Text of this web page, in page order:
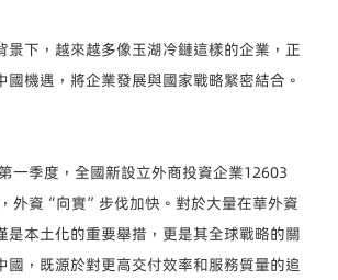
景下，越來越多像玉湖冷鏈這樣的企業，正
國機遇，將企業發展與國家戰略緊密結合。
一季度，全國新設立外商投資企業12603
外資“向實”步伐加快。對於大量在華外資
是本土化的重要舉措，更是其全球戰略的關
國，既源於對更高交付效率和服務質量的追